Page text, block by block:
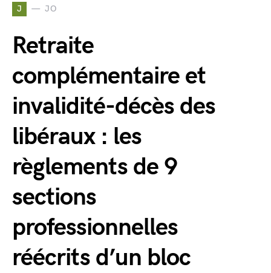
J JO
Retraite
complémentaire et
invalidité-décès des
libéraux : les
règlements de 9
sections
professionnelles
réécrits d’un bloc